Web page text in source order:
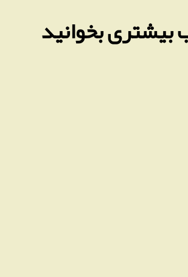
بیشتری بخوانید